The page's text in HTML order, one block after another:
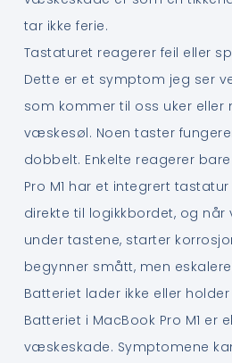
tar ikke ferie.
Tastaturet reagerer feil eller
Dette er et symptom jeg ser
som kommer til oss uker eller
væskesøl. Noen taster
dobbelt. Enkelte reagerer
Pro M1 har et integrert
direkte til logikkbordet, og når
under tastene, starter
begynner smått, men
Batteriet lader ikke eller
Batteriet i MacBook Pro M1 er
væskeskade. Symptomene